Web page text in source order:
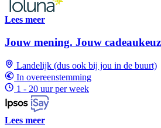
Lees meer
Jouw mening. Jouw
Landelijk (dus ook bij jou in de buurt)
In overeenstemming
1 - 20 uur per week
Lees meer